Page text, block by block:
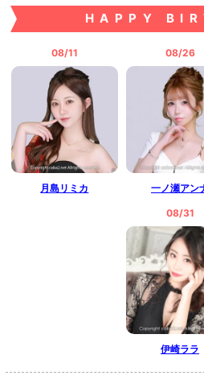
HAPPY
08/11
月島リミカ
08/26
一ノ瀬アン
08/31
伊崎ララ